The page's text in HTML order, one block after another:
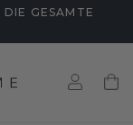
GESAMTE